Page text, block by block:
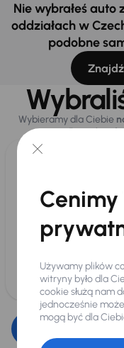
Nie wybrałeś auto
oddziałach w
podobne
Wybieramy dla Ciebie
dla Ciebie
Używamy plików
witryny było dla
cookie służą nam
jednocześnie
mogą być dla